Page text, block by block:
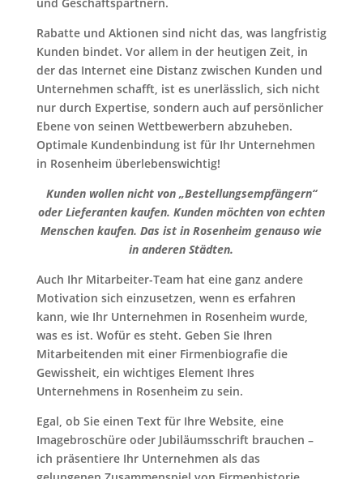
Rabatte und Aktionen sind nicht das, was langfristig
Kunden bindet. Vor allem in der heutigen Zeit, in
der das Internet eine Distanz zwischen Kunden und
Unternehmen schafft, ist es unerlässlich, sich nicht
nur durch Expertise, sondern auch auf persönlicher
Ebene von seinen Wettbewerbern abzuheben.
Optimale Kundenbindung ist für Ihr Unternehmen
in Rosenheim überlebenswichtig!
Kunden wollen nicht von „Bestellungsempfängern“
oder Lieferanten kaufen. Kunden möchten von echten
Menschen kaufen. Das ist in Rosenheim genauso wie
in anderen Städten.
Auch Ihr Mitarbeiter-Team hat eine ganz andere
Motivation sich einzusetzen, wenn es erfahren
kann, wie Ihr Unternehmen in Rosenheim wurde,
was es ist. Wofür es steht. Geben Sie Ihren
Mitarbeitenden mit einer Firmenbiografie die
Gewissheit, ein wichtiges Element Ihres
Unternehmens in Rosenheim zu sein.
Egal, ob Sie einen Text für Ihre Website, eine
Imagebroschüre oder Jubiläumsschrift brauchen –
ich präsentiere Ihr Unternehmen als das